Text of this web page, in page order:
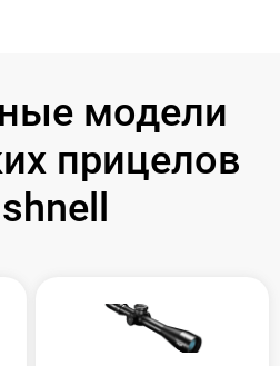
модели
прицелов